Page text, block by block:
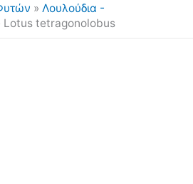
» Λουλούδια -
Lotus tetragonolobus